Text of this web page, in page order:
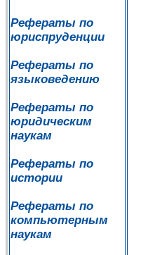
Рефераты по
юриспруденции
Рефераты по
языковедению
Рефераты по
юридическим
наукам
Рефераты по
истории
Рефераты по
компьютерным
наукам